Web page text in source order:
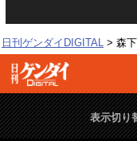
日刊ゲンダイDIGITAL 森
表示切り